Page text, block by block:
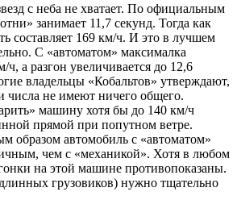
с неба не хватает. По официальным
занимает 11,7 секунд. Тогда как
составляет 169 км/ч. И это в лучшем
С «автоматом» максималка
а разгон увеличивается до 12,6
владельцы «Кобальтов» утверждают,
числа не имеют ничего общего.
машину хотя бы до 140 км/ч
прямой при попутном ветре.
образом автомобиль с «автоматом»
чем с «механикой». Хотя в любом
на этой машине противопоказаны.
грузовиков) нужно тщательно